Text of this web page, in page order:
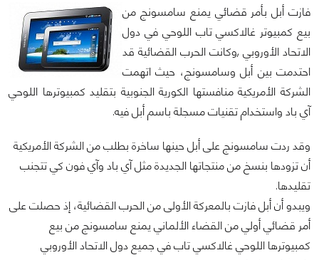
فازت أبل بأمر قضائي يمنع سامسونج من
بيع كمبيوتر غالاكسي تاب اللوحي في دول
الاتحاد الأوروبي ,وكانت الحرب القضائية قد
احتدمت بين أبل وسامسونج، حيث اتهمت
الشركة الأمريكية منافستها الكورية الجنوبية بتقليد كمبيوترها اللوحي
آي باد واستخدام تقنيات مسجلة باسم أبل فيه.
وقد ردت سامسونج على أبل حينها ساخرة بطلب من الشركة الأمريكية
أن تزودها بنسخ من منتجاتها الجديدة مثل آي باد وآي فون كي تتجنب
تقليدها.
ويبدو أن أبل فازت بالمعركة الأولى من الحرب القضائية، إذ حصلت على
أمر قضائي أولي من القضاء الألماني يمنع سامسونج من بيع
كمبيوترها اللوحي غالاكسي تاب في جميع دول الاتحاد الأوروبي